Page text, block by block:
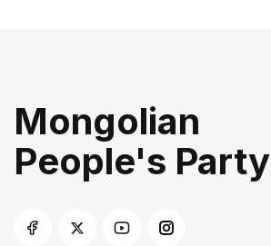
Mongolian
People's Party